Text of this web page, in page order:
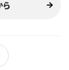
芸賞
ら